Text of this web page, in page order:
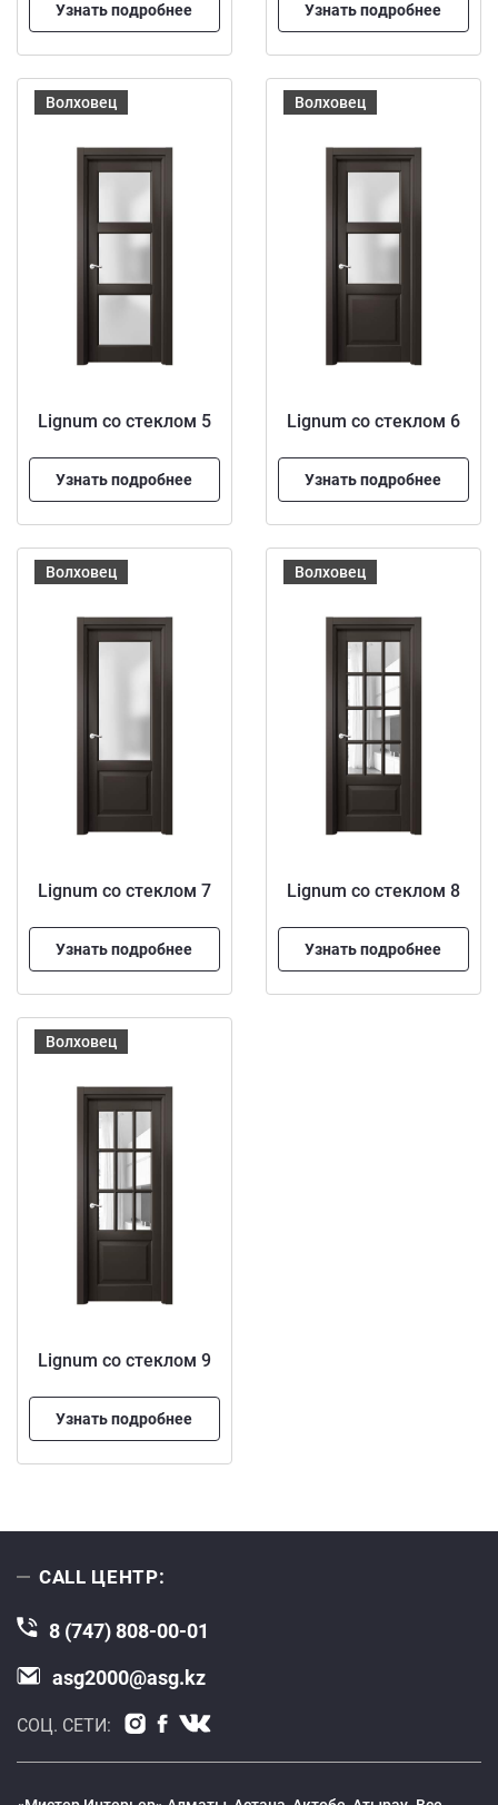
Узнать подробнее Узнать подробнее
Волховец
Lignum со стеклом 5
Узнать подробнее
Волховец
Lignum со стеклом 6
Узнать подробнее
Волховец
Lignum со стеклом 7
Узнать подробнее
Волховец
Lignum со стеклом 8
Узнать подробнее
Волховец
Lignum со стеклом 9
Узнать подробнее
CALL ЦЕНТР:
8 (747) 808-00-01
asg2000@asg.kz
СОЦ. СЕТИ: